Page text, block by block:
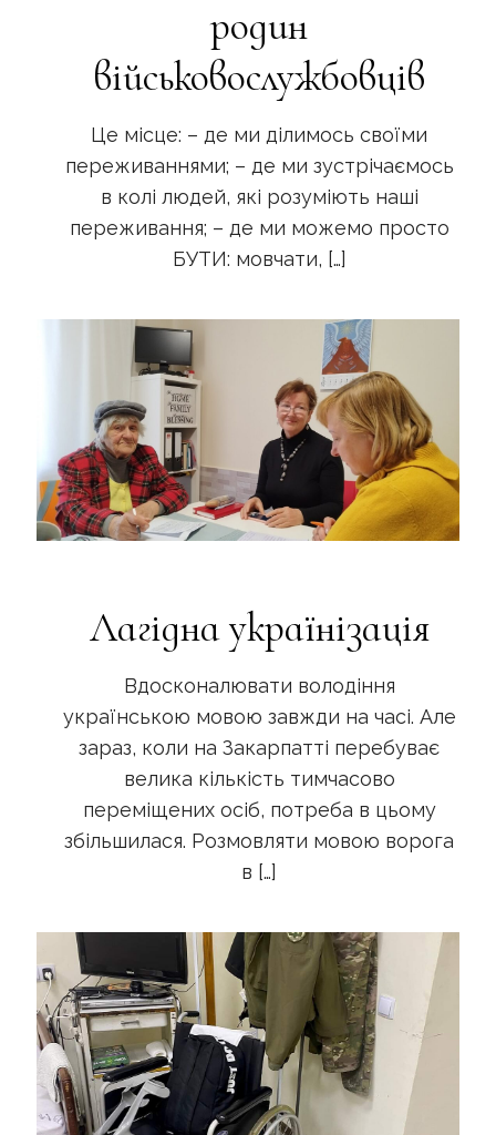
родин
військовослужбовців
Це місце: – де ми ділимось своїми
переживаннями; – де ми зустрічаємось
в колі людей, які розуміють наші
переживання; – де ми можемо просто
БУТИ: мовчати, […]
Лагідна українізація
Вдосконалювати володіння
українською мовою завжди на часі. Але
зараз, коли на Закарпатті перебуває
велика кількість тимчасово
переміщених осіб, потреба в цьому
збільшилася. Розмовляти мовою ворога
в […]